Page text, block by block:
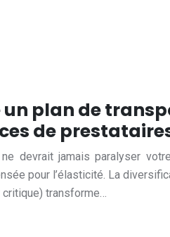
plan de
de
devrait jamais paralyser
pour l’élasticité. La
transforme…